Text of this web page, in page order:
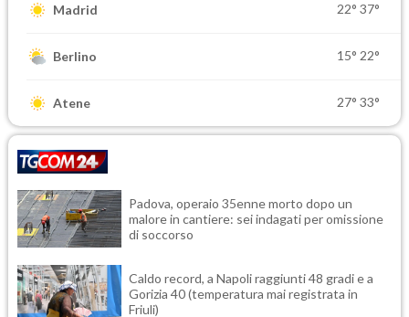
Madrid 22° 37°
Berlino 15° 22°
Atene 27° 33°
Padova, operaio 35enne morto dopo un
malore in cantiere: sei indagati per omissione
di soccorso
Caldo record, a Napoli raggiunti 48 gradi e a
Gorizia 40 (temperatura mai registrata in
Friuli)